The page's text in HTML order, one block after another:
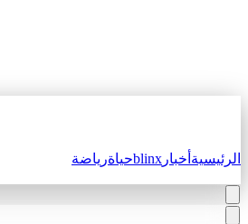
أخبارblinxحياةرياضة